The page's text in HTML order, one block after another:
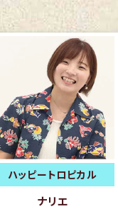
ハッピートロピカル
ナリエ